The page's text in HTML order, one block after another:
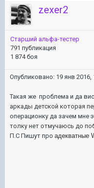
zexer2
Старший альфа-тестер
791 публикация
1 874 боя
Опубликовано: 19 янв 2016,
Такая же проблема и да
аркады детской которая
операционку да зачем мне
толку нет отмучаюсь до
П.С Пишут про адекватные